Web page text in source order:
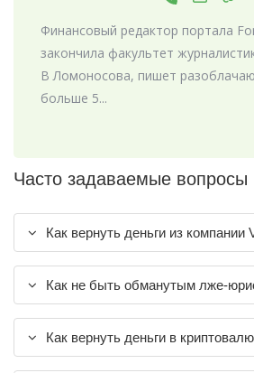
Финансовый редактор портала
закончила факультет
В Ломоносова, пишет
больше 5...
Часто задаваемые вопросы
Как вернуть деньги из компании
Как не быть обманутым лже-
Как вернуть деньги в